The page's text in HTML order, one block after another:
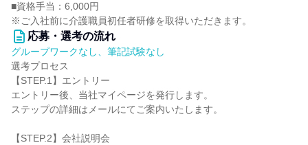
■資格手当：6,000円
※ご入社前に介護職員初任者研修を取得いただきます。
応募・選考の流れ
グループワークなし、筆記試験なし
選考プロセス
【STEP.1】エントリー
エントリー後、当社マイページを発行します。
ステップの詳細はメールにてご案内いたします。
【STEP.2】会社説明会